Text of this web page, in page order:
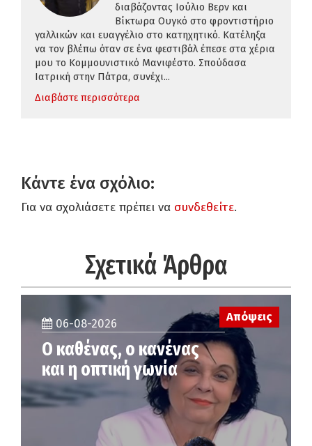
διαβάζοντας Ιούλιο Βερν και
Βίκτωρα Ουγκό στο φροντιστήριο
γαλλικών και ευαγγέλιο στο κατηχητικό. Κατέληξα
να τον βλέπω όταν σε ένα φεστιβάλ έπεσε στα χέρια
μου το Κομμουνιστικό Μανιφέστο. Σπούδασα
Ιατρική στην Πάτρα, συνέχι...
Διαβάστε περισσότερα
Κάντε ένα σχόλιο:
Για να σχολιάσετε πρέπει να συνδεθείτε.
Σχετικά Άρθρα
Απόψεις
06-08-2026
Ο καθένας, ο κανένας
και η οπτική γωνία